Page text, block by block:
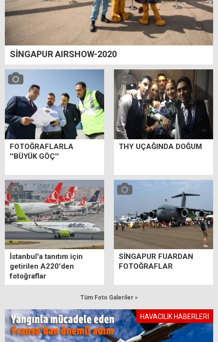
SİNGAPUR AIRSHOW-2020
FOTOĞRAFLARLA
''BÜYÜK GÖÇ''
THY UÇAĞINDA DOĞUM
İstanbul'a tanıtım için
getirilen A220'den
fotoğraflar
SİNGAPUR FUARDAN
FOTOĞRAFLAR
Tüm Foto Galeriler »
HAVACILIK HABERLERİ